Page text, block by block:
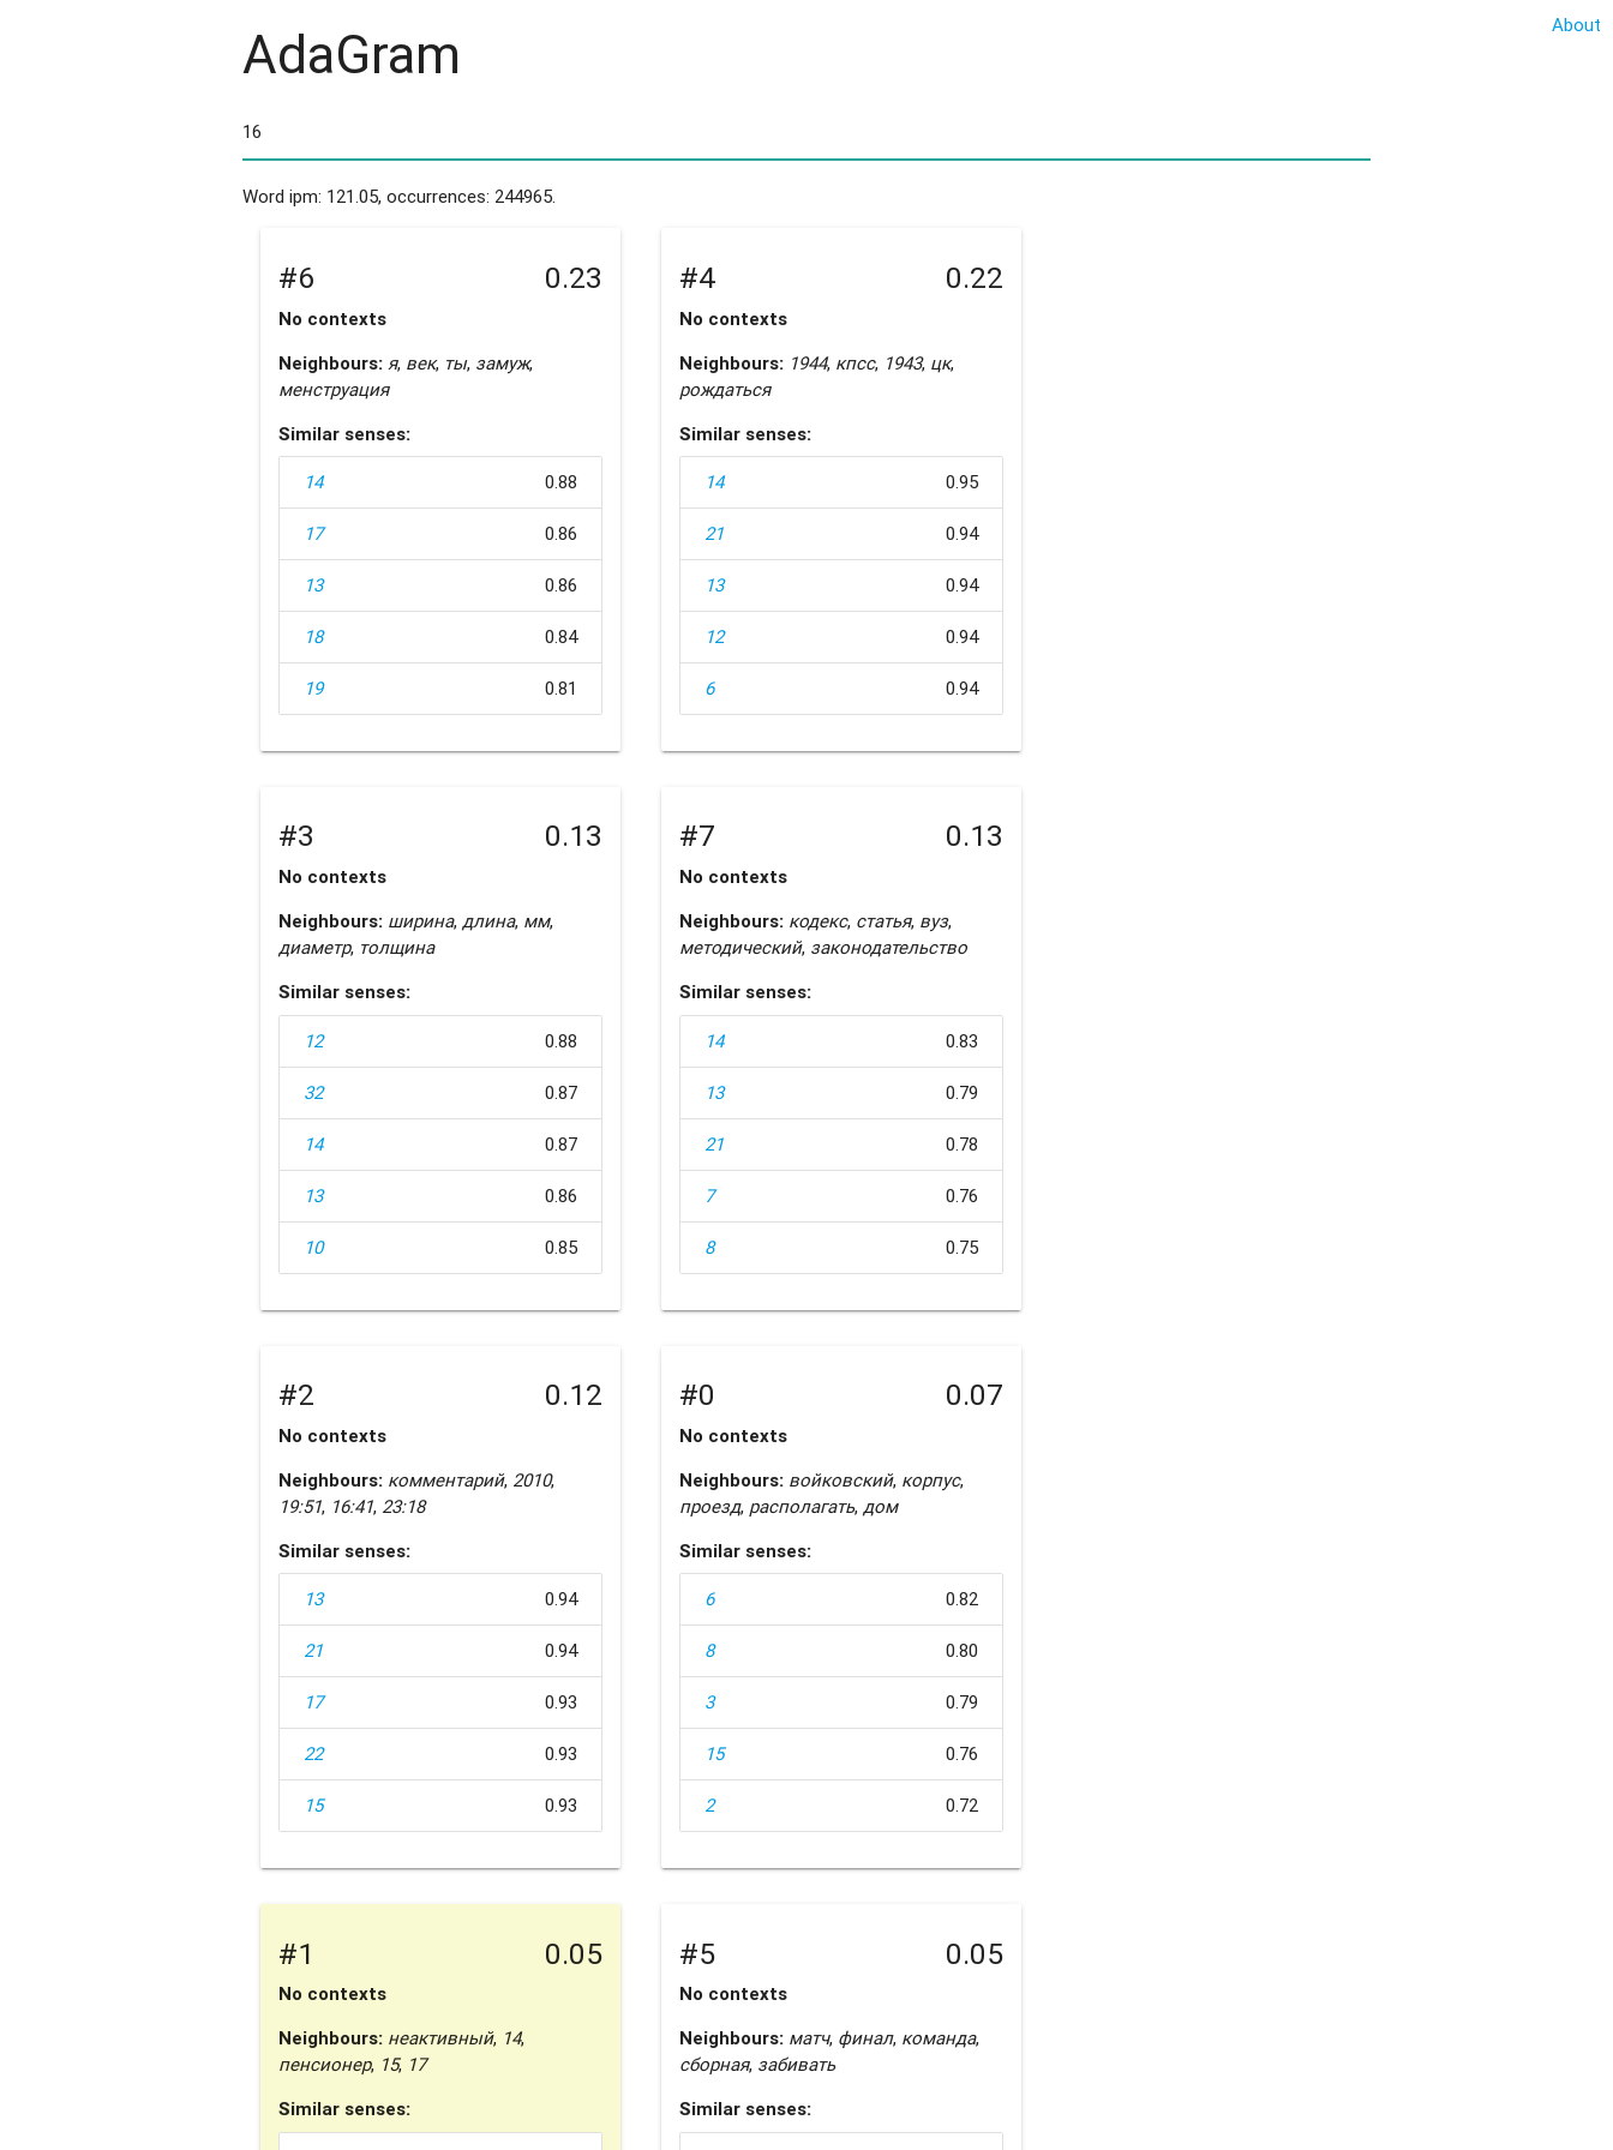
About
AdaGram
Word ipm: 121.05, occurrences: 244965.
#6 0.23
No contexts
Neighbours: я, век, ты, замуж,
менструация
Similar senses:
14 0.88
17 0.86
13 0.86
18 0.84
19 0.81
#4 0.22
No contexts
Neighbours: 1944, кпсс, 1943, цк,
рождаться
Similar senses:
14 0.95
21 0.94
13 0.94
12 0.94
6 0.94
#3 0.13
No contexts
Neighbours: ширина, длина, мм,
диаметр, толщина
Similar senses:
12 0.88
32 0.87
14 0.87
13 0.86
10 0.85
#7 0.13
No contexts
Neighbours: кодекс, статья, вуз,
методический, законодательство
Similar senses:
14 0.83
13 0.79
21 0.78
7 0.76
8 0.75
#2 0.12
No contexts
Neighbours: комментарий, 2010,
19:51, 16:41, 23:18
Similar senses:
13 0.94
21 0.94
17 0.93
22 0.93
15 0.93
#0 0.07
No contexts
Neighbours: войковский, корпус,
проезд, располагать, дом
Similar senses:
6 0.82
8 0.80
3 0.79
15 0.76
2 0.72
#1 0.05
No contexts
Neighbours: неактивный, 14,
пенсионер, 15, 17
Similar senses:
#5 0.05
No contexts
Neighbours: матч, финал, команда,
сборная, забивать
Similar senses: